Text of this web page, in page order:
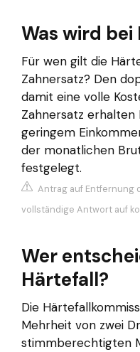
Was wird
Für wen gilt die
Zahnersatz? Den
damit eine volle
Zahnersatz
geringem
der monatlichen
festgelegt.
Antrag auf Entfernung
vollständige Antwort auf
Wer
Härtefall?
Die
Mehrheit von zwei
stimmberechtigten